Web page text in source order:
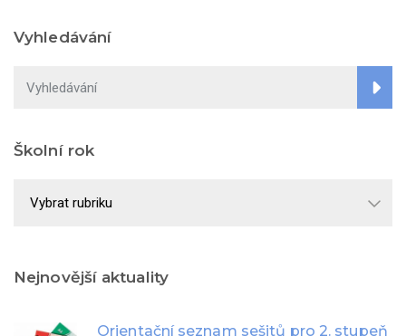
Vyhledávání
Školní rok
rok
Nejnovější aktuality
Orientační seznam sešitů pro 2. stupeň